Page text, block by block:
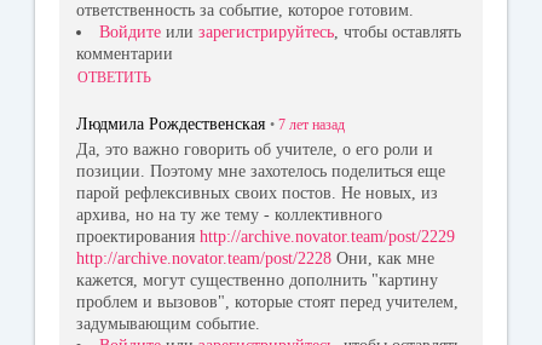
ответственность за событие, которое готовим.
Войдите или зарегистрируйтесь, чтобы оставлять
комментарии
ОТВЕТИТЬ
Людмила Рождественская • 7 лет назад
Да, это важно говорить об учителе, о его роли и
позиции. Поэтому мне захотелось поделиться еще
парой рефлексивных своих постов. Не новых, из
архива, но на ту же тему - коллективного
проектирования http://archive.novator.team/post/2229
http://archive.novator.team/post/2228 Они, как мне
кажется, могут существенно дополнить "картину
проблем и вызовов", которые стоят перед учителем,
задумывающим событие.